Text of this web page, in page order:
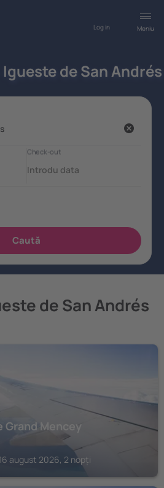
Meniu
Log in
de San Andrés
de San Andrés
Mencey
august 2026, 2 nopți